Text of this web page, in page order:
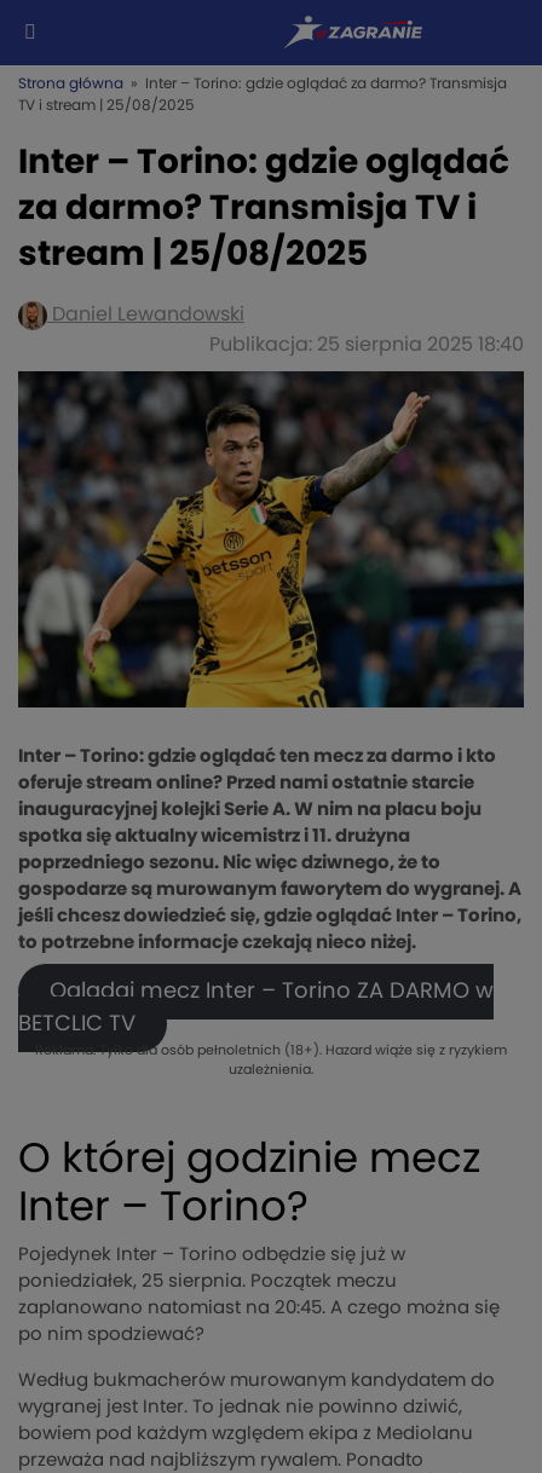
Strona główna » Inter – Torino: gdzie oglądać za darmo? Transmisja
TV i stream | 25/08/2025
Inter – Torino: gdzie oglądać
za darmo? Transmisja TV i
stream | 25/08/2025
Daniel Lewandowski
Publikacja: 25 sierpnia 2025 18:40
Inter – Torino: gdzie oglądać ten mecz za darmo i kto
oferuje stream online? Przed nami ostatnie starcie
inauguracyjnej kolejki Serie A. W nim na placu boju
spotka się aktualny wicemistrz i 11. drużyna
poprzedniego sezonu. Nic więc dziwnego, że to
gospodarze są murowanym faworytem do wygranej. A
jeśli chcesz dowiedzieć się, gdzie oglądać Inter – Torino,
to potrzebne informacje czekają nieco niżej.
Oglądaj mecz Inter – Torino ZA DARMO w
BETCLIC TV
Reklama. Tylko dla osób pełnoletnich (18+). Hazard wiąże się z ryzykiem
uzależnienia.
O której godzinie mecz
Inter – Torino?
Pojedynek Inter – Torino odbędzie się już w
poniedziałek, 25 sierpnia. Początek meczu
zaplanowano natomiast na 20:45. A czego można się
po nim spodziewać?
Według bukmacherów murowanym kandydatem do
wygranej jest Inter. To jednak nie powinno dziwić,
bowiem pod każdym względem ekipa z Mediolanu
przeważa nad najbliższym rywalem. Ponadto